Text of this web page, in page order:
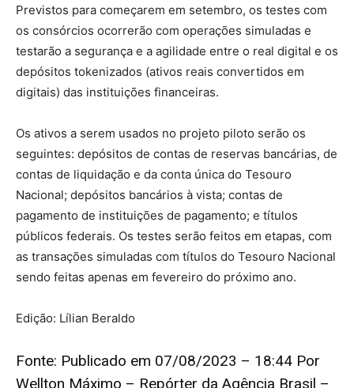
Previstos para começarem em setembro, os testes com
os consórcios ocorrerão com operações simuladas e
testarão a segurança e a agilidade entre o real digital e os
depósitos tokenizados (ativos reais convertidos em
digitais) das instituições financeiras.
Os ativos a serem usados no projeto piloto serão os
seguintes: depósitos de contas de reservas bancárias, de
contas de liquidação e da conta única do Tesouro
Nacional; depósitos bancários à vista; contas de
pagamento de instituições de pagamento; e títulos
públicos federais. Os testes serão feitos em etapas, com
as transações simuladas com títulos do Tesouro Nacional
sendo feitas apenas em fevereiro do próximo ano.
Edição: Lílian Beraldo
Fonte: Publicado em 07/08/2023 – 18:44 Por
Wellton Máximo – Repórter da Agência Brasil –